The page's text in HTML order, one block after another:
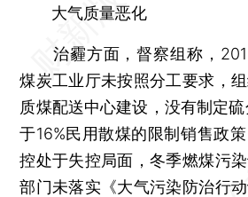
大气质量恶化
治霾方面，督察组称，
煤炭工业厅未按照分工要求，
质煤配送中心建设，没有制定
于16%民用散煤的限制销售政
控处于失控局面，冬季燃煤污
部门未落实《大气污染防治行